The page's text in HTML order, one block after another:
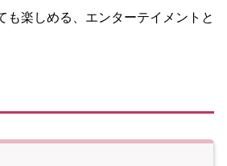
も楽しめる、エンターテイメントと